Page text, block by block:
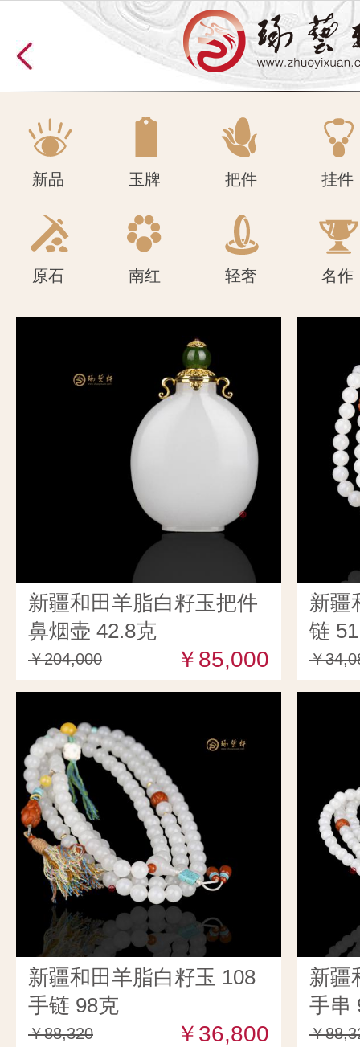
原石 南红 轻奢 名作
新品 玉牌 把件 挂件
原石 南红 轻奢 名作
新疆和田羊脂白籽玉把件
鼻烟壶 42.8克
￥204,000 ￥85,000
新疆
链
￥
新疆和田羊脂白籽玉 108
手链 98克
￥88,320 ￥36,800
新疆
手串
￥